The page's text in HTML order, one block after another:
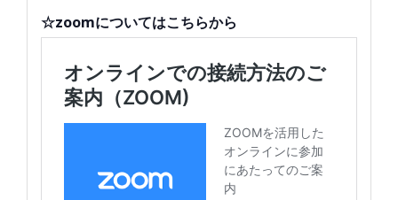
☆zoomについてはこちらから